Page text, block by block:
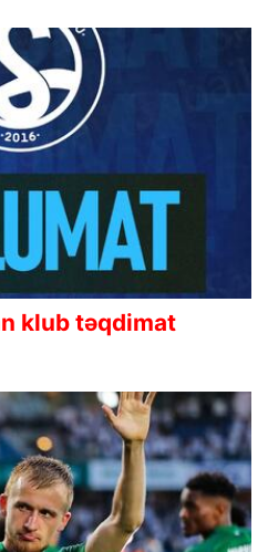
klub təqdimat